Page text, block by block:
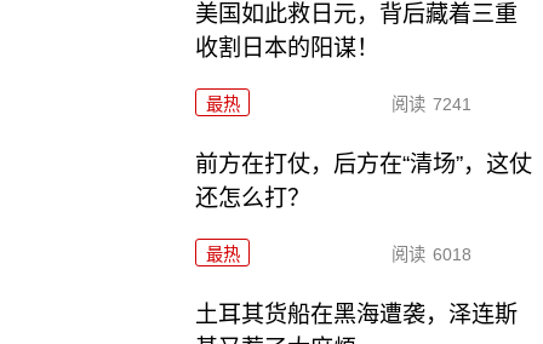
美国如此救日元，背后藏着三重
收割日本的阳谋！
最热 阅读 7241
前方在打仗，后方在“清场”，这仗
还怎么打？
最热 阅读 6018
土耳其货船在黑海遭袭，泽连斯